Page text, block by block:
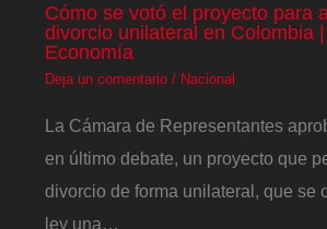
Cómo se votó el proyecto para
divorcio unilateral en Colombia
Economía
Deja un comentario / Nacional
La Cámara de Representantes
en último debate, un proyecto que
divorcio de forma unilateral, que se
ley una…